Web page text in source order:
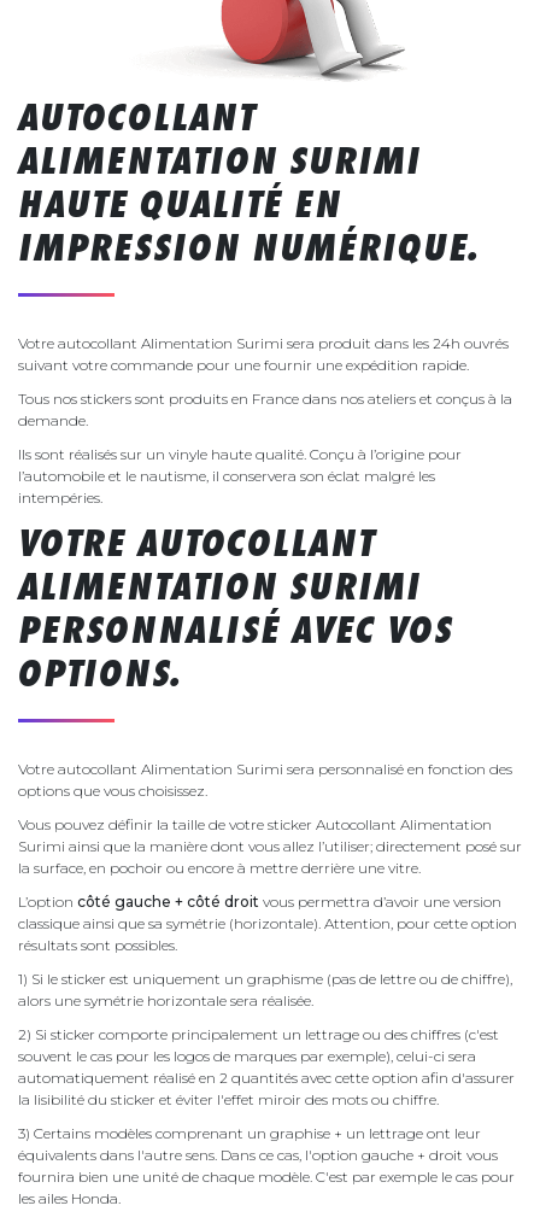
AUTOCOLLANT
ALIMENTATION SURIMI
HAUTE QUALITÉ EN
IMPRESSION NUMÉRIQUE.
Votre autocollant Alimentation Surimi sera produit dans les 24h ouvrés
suivant votre commande pour une fournir une expédition rapide.
Tous nos stickers sont produits en France dans nos ateliers et conçus à la
demande.
Ils sont réalisés sur un vinyle haute qualité. Conçu à l’origine pour
l’automobile et le nautisme, il conservera son éclat malgré les
intempéries.
VOTRE AUTOCOLLANT
ALIMENTATION SURIMI
PERSONNALISÉ AVEC VOS
OPTIONS.
Votre autocollant Alimentation Surimi sera personnalisé en fonction des
options que vous choisissez.
Vous pouvez définir la taille de votre sticker Autocollant Alimentation
Surimi ainsi que la manière dont vous allez l’utiliser; directement posé sur
la surface, en pochoir ou encore à mettre derrière une vitre.
L’option côté gauche + côté droit vous permettra d’avoir une version
classique ainsi que sa symétrie (horizontale). Attention, pour cette option
résultats sont possibles.
1) Si le sticker est uniquement un graphisme (pas de lettre ou de chiffre),
alors une symétrie horizontale sera réalisée.
2) Si sticker comporte principalement un lettrage ou des chiffres (c'est
souvent le cas pour les logos de marques par exemple), celui-ci sera
automatiquement réalisé en 2 quantités avec cette option afin d'assurer
la lisibilité du sticker et éviter l'effet miroir des mots ou chiffre.
3) Certains modèles comprenant un graphise + un lettrage ont leur
équivalents dans l'autre sens. Dans ce cas, l'option gauche + droit vous
fournira bien une unité de chaque modèle. C'est par exemple le cas pour
les ailes Honda.